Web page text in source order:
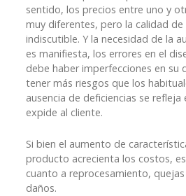
sentido, los precios entre uno y
muy diferentes, pero la calidad
indiscutible. Y la necesidad de la
es manifiesta, los errores en el
debe haber imperfecciones en su
tener más riesgos que los
ausencia de deficiencias se
expide al cliente.
Si bien el aumento de
producto acrecienta los costos,
cuanto a reprocesamiento,
daños.